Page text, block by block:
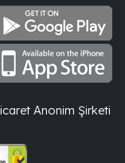
Anonim Şirketi